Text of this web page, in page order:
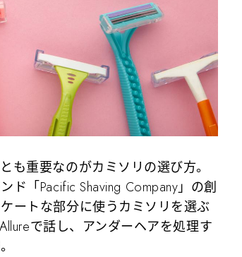
重要なのがカミソリの選び方。
「Pacific Shaving Company」の創
ートな部分に使うカミソリを選ぶ
で話し、アンダーヘアを処理す